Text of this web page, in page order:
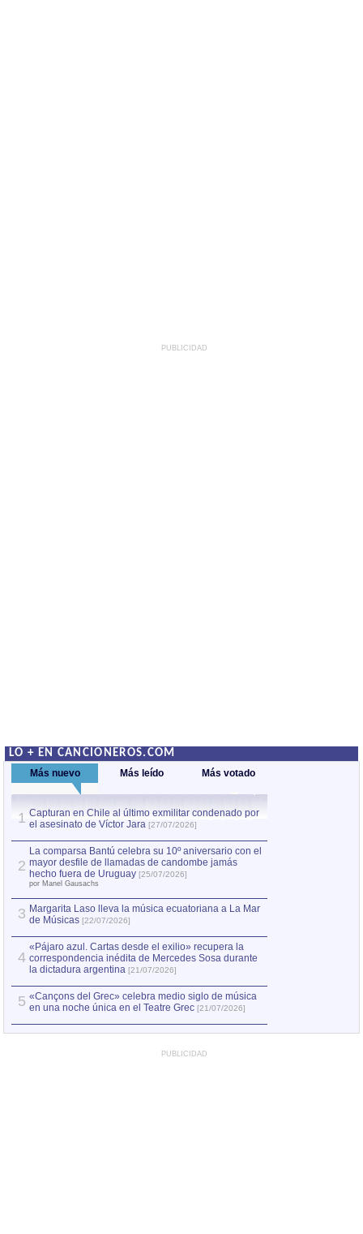
PUBLICIDAD
LO + EN CANCIONEROS.COM
Más nuevo Más leído Más votado
1 Capturan en Chile al último exmilitar condenado por
el asesinato de Víctor Jara [27/07/2026]
2
La comparsa Bantú celebra su 10º aniversario con el
mayor desfile de llamadas de candombe jamás
hecho fuera de Uruguay [25/07/2026]
por Manel Gausachs
3 Margarita Laso lleva la música ecuatoriana a La Mar
de Músicas [22/07/2026]
4
«Pájaro azul. Cartas desde el exilio» recupera la
correspondencia inédita de Mercedes Sosa durante
la dictadura argentina [21/07/2026]
5 «Cançons del Grec» celebra medio siglo de música
en una noche única en el Teatre Grec [21/07/2026]
PUBLICIDAD